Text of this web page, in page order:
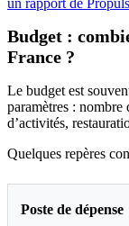
Budget :
France ?
Le budget est
paramètres :
d’activités,
Quelques repères
Poste de dépense